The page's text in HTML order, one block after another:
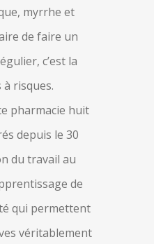
myrrhe et
de faire un
c’est la
risques.
pharmacie huit
depuis le 30
du travail au
de
qui permettent
véritablement